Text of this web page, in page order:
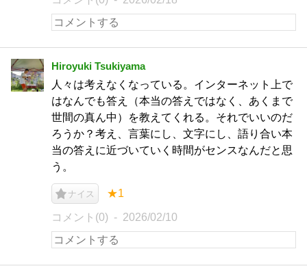
Hiroyuki Tsukiyama
人々は考えなくなっている。インターネット上で
はなんでも答え（本当の答えではなく、あくまで
世間の真ん中）を教えてくれる。それでいいのだ
ろうか？考え、言葉にし、文字にし、語り合い本
当の答えに近づいていく時間がセンスなんだと思
う。
ナイス ★1
コメント(0) 2026/02/10